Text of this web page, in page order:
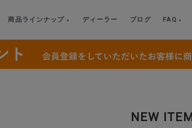
商品ラインナップ ディーラー ブログ FAQ
NEW ITEM